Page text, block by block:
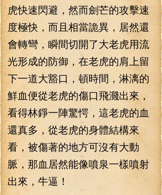
虎快速閃避，然而劍芒的攻擊速
度極快，而且相當詭異，居然還
會轉彎，瞬間切開了大老虎用流
光形成的防御，在老虎的肩上留
下一道大豁口，頓時間，淋漓的
鮮血便從老虎的傷口飛濺出來，
看得林錚一陣驚愕，這老虎的血
還真多，從老虎的身體結構來
看，被傷著的地方可沒有大動
脈，那血居然能像噴泉一樣噴射
出來，牛逼！